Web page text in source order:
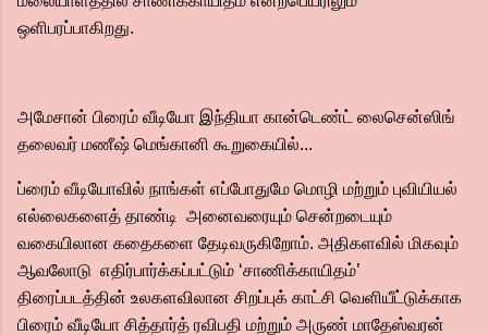
ஒளிபரப்பாகிறது.
அமேசான் பிரைம் வீடியோ இந்தியா கான்டெண்ட் லைசென்ஸிங்
தலைவர் மணீஷ் மெங்கானி கூறுகையில்...
ப்ரைம் வீடியோவில் நாங்கள் எப்போதுமே மொழி மற்றும் புவியியல்
எல்லைகளைத் தாண்டி அனைவரையும் சென்றடையும்
வகையிலான கதைகளை தேடிவருகிறோம். அதிகளவில் மிகவும்
ஆவலோடு எதிர்பார்க்கப்பட்டும் ‘சாணிக்காயிதம்’
திரைப்படத்தின் உலகளவிலான சிறப்புக் காட்சி வெளியீட்டுக்காக
பிரைம் வீடியோ சித்தார்த் ரவிபதி மற்றும் அருண் மாதேஸ்வரன்